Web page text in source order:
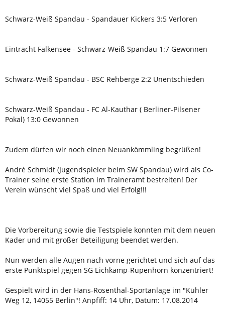
Schwarz-Weiß Spandau - Spandauer Kickers 3:5 Verloren
Eintracht Falkensee - Schwarz-Weiß Spandau 1:7 Gewonnen
Schwarz-Weiß Spandau - BSC Rehberge 2:2 Unentschieden
Schwarz-Weiß Spandau - FC Al-Kauthar ( Berliner-Pilsener
Pokal) 13:0 Gewonnen
Zudem dürfen wir noch einen Neuankömmling begrüßen!
Andrè Schmidt (Jugendspieler beim SW Spandau) wird als Co-
Trainer seine erste Station im Traineramt bestreiten! Der
Verein wünscht viel Spaß und viel Erfolg!!!
Die Vorbereitung sowie die Testspiele konnten mit dem neuen
Kader und mit großer Beteiligung beendet werden.
Nun werden alle Augen nach vorne gerichtet und sich auf das
erste Punktspiel gegen SG Eichkamp-Rupenhorn konzentriert!
Gespielt wird in der Hans-Rosenthal-Sportanlage im "Kühler
Weg 12, 14055 Berlin"! Anpfiff: 14 Uhr, Datum: 17.08.2014